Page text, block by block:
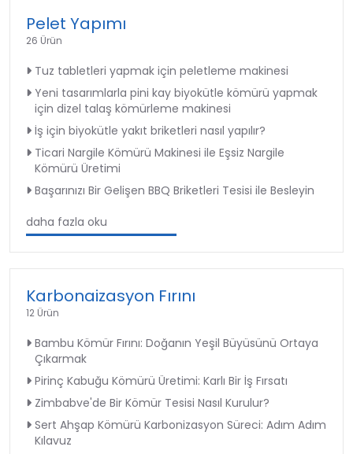
Pelet Yapımı
26 Ürün
Tuz tabletleri yapmak için peletleme makinesi
Yeni tasarımlarla pini kay biyokütle kömürü yapmak
için dizel talaş kömürleme makinesi
İş için biyokütle yakıt briketleri nasıl yapılır?
Ticari Nargile Kömürü Makinesi ile Eşsiz Nargile
Kömürü Üretimi
Başarınızı Bir Gelişen BBQ Briketleri Tesisi ile Besleyin
daha fazla oku
Karbonaizasyon Fırını
12 Ürün
Bambu Kömür Fırını: Doğanın Yeşil Büyüsünü Ortaya
Çıkarmak
Pirinç Kabuğu Kömürü Üretimi: Karlı Bir İş Fırsatı
Zimbabve'de Bir Kömür Tesisi Nasıl Kurulur?
Sert Ahşap Kömürü Karbonizasyon Süreci: Adım Adım
Kılavuz